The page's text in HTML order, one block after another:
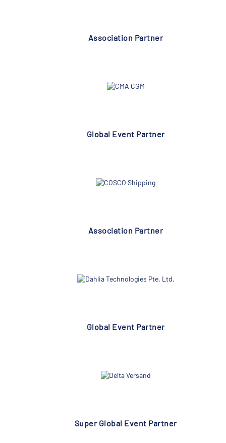
Association Partner
Global Event Partner
Association Partner
Global Event Partner
Super Global Event Partner